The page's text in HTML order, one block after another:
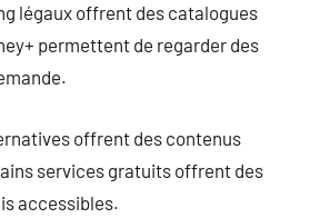
légaux offrent des catalogues
permettent de regarder des
offrent des contenus
services gratuits offrent des
accessibles.